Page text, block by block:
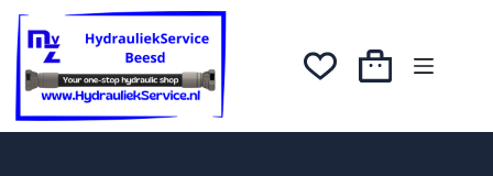
naar
inhoud
was:
€4,22.
€3,59.
Winkelwagen